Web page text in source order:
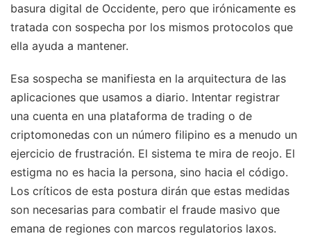
basura digital de Occidente, pero que irónicamente es
tratada con sospecha por los mismos protocolos que
ella ayuda a mantener.
Esa sospecha se manifiesta en la arquitectura de las
aplicaciones que usamos a diario. Intentar registrar
una cuenta en una plataforma de trading o de
criptomonedas con un número filipino es a menudo un
ejercicio de frustración. El sistema te mira de reojo. El
estigma no es hacia la persona, sino hacia el código.
Los críticos de esta postura dirán que estas medidas
son necesarias para combatir el fraude masivo que
emana de regiones con marcos regulatorios laxos.